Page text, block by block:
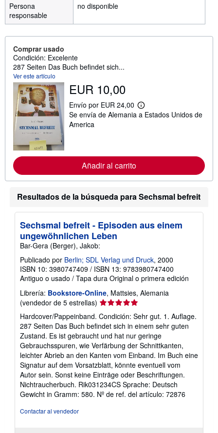
Persona
responsable
no disponible
Comprar usado
Condición: Excelente
287 Seiten Das Buch befindet sich...
Ver este artículo
EUR 10,00
Envío por EUR 24,00
M
á
a
c
ó
s
b
s
t
a
r
i
f
s
d
e
e
n
v
í
o
Se envía de Alemania a Estados Unidos de
America
Añadir al carrito
Resultados de la búsqueda para Sechsmal befreit
Sechsmal befreit - Episoden aus einem
ungewöhnlichen Leben
Bar-Gera (Berger), Jakob:
Publicado por Berlin; SDL Verlag und Druck, 2000
ISBN 10: 3980747409 / ISBN 13: 9783980747400
Antiguo o usado / Tapa dura Original o primera edición
Librería: Bookstore-Online, Mattsies, Alemania
(vendedor de 5 estrellas) Calificación
del
vendedor:
5
de
5
estrellas
Hardcover/Pappeinband. Condición: Sehr gut. 1. Auflage.
287 Seiten Das Buch befindet sich in einem sehr guten
Zustand. Es ist gebraucht und hat nur geringe
Gebrauchsspuren, wie Verfärbung der Schnittkanten,
leichter Abrieb an den Kanten vom Einband. Im Buch eine
Signatur auf dem Vorsatzblatt, könnte eventuell vom
Autor sein. Sonst keine Einträge oder Beschriftungen.
Nichtraucherbuch. Rik031234CS Sprache: Deutsch
Gewicht in Gramm: 580. Nº de ref. del artículo: 72876
Contactar al vendedor